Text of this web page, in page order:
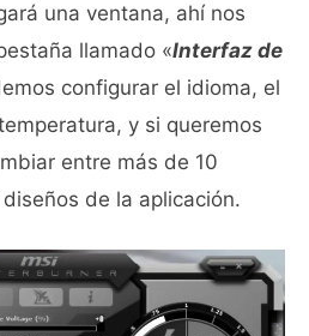
una ventana, ahí nos
llamado «Interfaz de
configurar el idioma, el
y si queremos
entre más de 10
de la aplicación.